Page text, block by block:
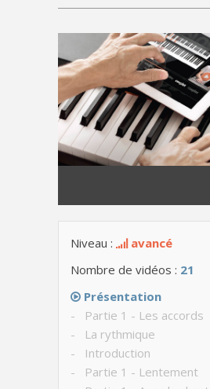
Niveau :
avancé
Nombre de vidéos : 21
Présentation
- Partie 1 - Les accords
- La rythmique
- Introduction
- Partie 1 - Lentement